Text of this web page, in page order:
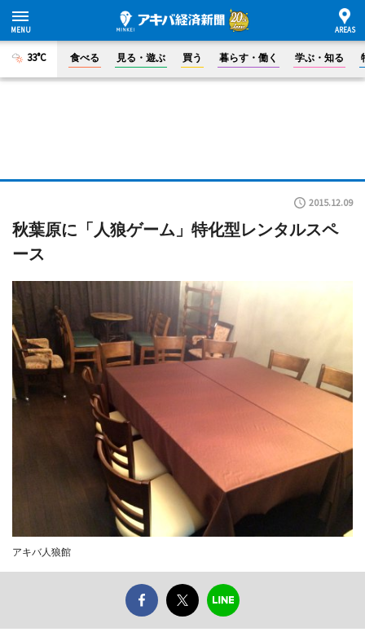
33°C 食べる 見る・遊ぶ 買う 暮らす・働く 学ぶ・知る
2015.12.09
秋葉原に「人狼ゲーム」特化型レンタルスペ
ース
アキバ人狼館